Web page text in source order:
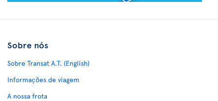
Sobre nós
Sobre Transat A.T. (English)
Informações de viagem
A nossa frota